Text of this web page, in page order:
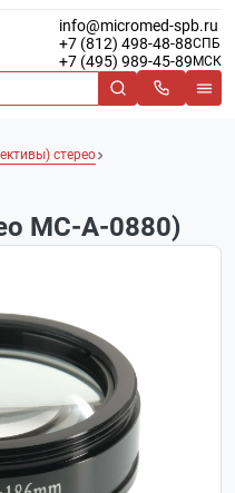
info@micromed-spb.ru
+7 (812) 498-48-88СПБ
+7 (495) 989-45-89 МСК
стерео
MC-A-0880)